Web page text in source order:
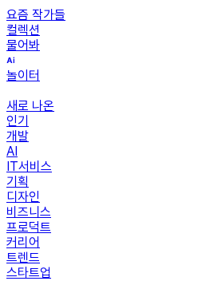
요즘 작가들
컬렉션
물어봐
놀이터
새로 나온
인기
개발
AI
IT서비스
기획
디자인
비즈니스
프로덕트
커리어
트렌드
스타트업